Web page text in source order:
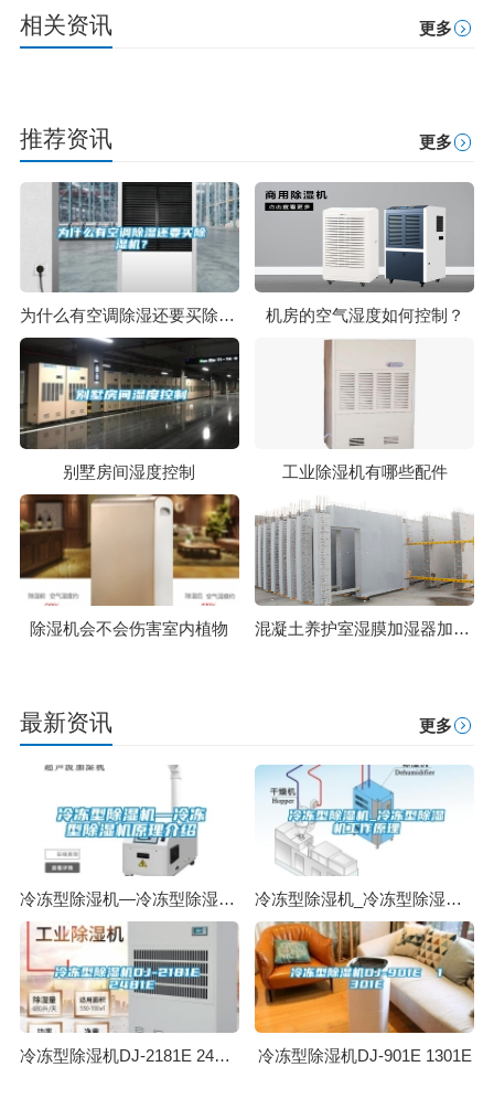
相关资讯 更多
推荐资讯 更多
为什么有空调除湿还要买除湿机？ 机房的空气湿度如何控制？
别墅房间湿度控制 工业除湿机有哪些配件
除湿机会不会伤害室内植物 混凝土养护室湿膜加湿器加湿的注意事项
最新资讯 更多
冷冻型除湿机—冷冻型除湿机原理介绍 冷冻型除湿机_冷冻型除湿机工作原理
冷冻型除湿机DJ-2181E 2481E 冷冻型除湿机DJ-901E 1301E